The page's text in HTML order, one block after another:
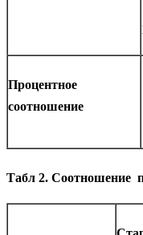
Процентное
соотношение
Табл 2. Соотношение